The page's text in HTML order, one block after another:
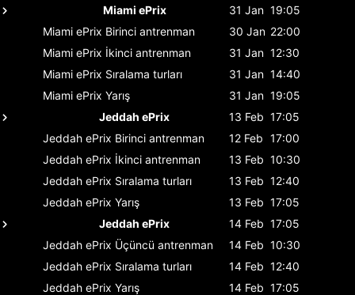
Miami ePrix
31 Jan 19:05
Miami ePrix Birinci antrenman 30 Jan 22:00
Miami ePrix İkinci antrenman 31 Jan 12:30
Miami ePrix Sıralama turları 31 Jan 14:40
Miami ePrix Yarış 31 Jan 19:05
Jeddah ePrix
13 Feb 17:05
Jeddah ePrix Birinci antrenman 12 Feb 17:00
Jeddah ePrix İkinci antrenman 13 Feb 10:30
Jeddah ePrix Sıralama turları 13 Feb 12:40
Jeddah ePrix Yarış 13 Feb 17:05
Jeddah ePrix
14 Feb 17:05
Jeddah ePrix Üçüncü antrenman 14 Feb 10:30
Jeddah ePrix Sıralama turları 14 Feb 12:40
Jeddah ePrix Yarış 14 Feb 17:05